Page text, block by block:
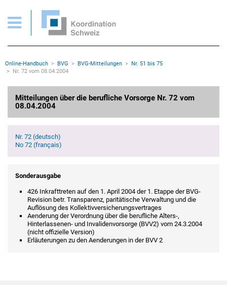
Wichtige Seiten
Home
Inhalt
Sitemap
Rootline Navigation
Online-Handbuch BVG BVG-Mitteilungen
Nr. 51 bis 75
Nr. 72 vom 08.04.2004
Mitteilungen über die berufliche Vorsorge Nr. 72 vom
08.04.2004
Nr. 72 (deutsch)
No 72 (français)
Sonderausgabe
426 Inkrafttreten auf den 1. April 2004 der 1. Etappe der BVG-
Revision betr. Transparenz, paritätische Verwaltung und die
Auflösung des Kollektivversicherungsvertrages
Aenderung der Verordnung über die berufliche Alters-,
Hinterlassenen- und Invalidenvorsorge (BVV2) vom 24.3.2004
(nicht offizielle Version)
Erläuterungen zu den Aenderungen in der BVV 2